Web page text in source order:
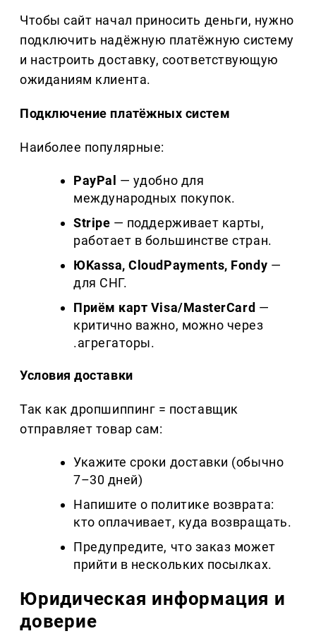
Чтобы сайт начал приносить деньги, нужно
подключить надёжную платёжную систему
и настроить доставку, соответствующую
ожиданиям клиента.
Подключение платёжных систем
Наиболее популярные:
PayPal
— удобно для
международных покупок.
Stripe — поддерживает карты,
работает в большинстве стран.
ЮKassa, CloudPayments, Fondy —
для СНГ.
Приём карт Visa/MasterCard —
критично важно, можно через
.агрегаторы.
Условия доставки
Так как дропшиппинг = поставщик
отправляет товар сам:
Укажите сроки доставки (обычно
7–30 дней)
Напишите о политике возврата:
кто оплачивает, куда возвращать.
Предупредите, что заказ может
прийти в нескольких посылках.
Юридическая информация и
доверие